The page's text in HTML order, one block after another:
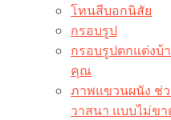
โทนสีบอกนิสัย
กรอบรูป
กรอบรูปตกแต่งบ้
คุณ
ภาพแขวนผนัง ช่ว
วาสนา แบบไม่ขา